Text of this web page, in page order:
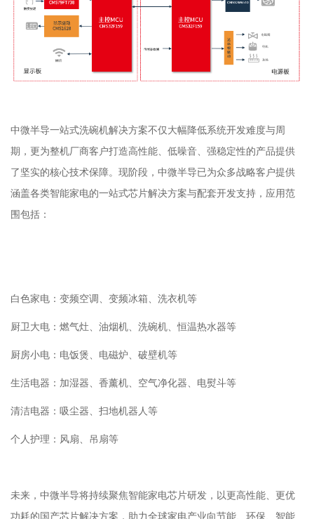
中微半导一站式洗碗机解决方案不仅大幅降低系统开发难度与周
期，更为整机厂商客户打造高性能、低噪音、强稳定性的产品提供
了坚实的核心技术保障。现阶段，中微半导已为众多战略客户提供
涵盖各类智能家电的一站式芯片解决方案与配套开发支持，应用范
围包括：
白色家电：变频空调、变频冰箱、洗衣机等
厨卫大电：燃气灶、油烟机、洗碗机、恒温热水器等
厨房小电：电饭煲、电磁炉、破壁机等
生活电器：加湿器、香薰机、空气净化器、电熨斗等
清洁电器：吸尘器、扫地机器人等
个人护理：风扇、吊扇等
未来，中微半导将持续聚焦智能家电芯片研发，以更高性能、更优
功耗的国产芯片解决方案，助力全球家电产业向节能、环保、智能